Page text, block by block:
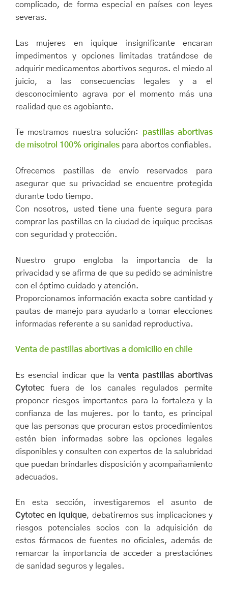
complicado, de forma especial en países con leyes
severas.
Las mujeres en iquique insignificante encaran
impedimentos y opciones limitadas tratándose de
adquirir medicamentos abortivos seguros. el miedo al
juicio, a las consecuencias legales y a el
desconocimiento agrava por el momento más una
realidad que es agobiante.
Te mostramos nuestra solución: pastillas abortivas
de misotrol 100% originales para abortos confiables.
Ofrecemos pastillas de envío reservados para
asegurar que su privacidad se encuentre protegida
durante todo tiempo.
Con nosotros, usted tiene una fuente segura para
comprar las pastillas en la ciudad de iquique precisas
con seguridad y protección.
Nuestro grupo engloba la importancia de la
privacidad y se afirma de que su pedido se administre
con el óptimo cuidado y atención.
Proporcionamos información exacta sobre cantidad y
pautas de manejo para ayudarlo a tomar elecciones
informadas referente a su sanidad reproductiva.
Venta de pastillas abortivas a domicilio en chile
Es esencial indicar que la venta pastillas abortivas
Cytotec fuera de los canales regulados permite
proponer riesgos importantes para la fortaleza y la
confianza de las mujeres. por lo tanto, es principal
que las personas que procuran estos procedimientos
estén bien informadas sobre las opciones legales
disponibles y consulten con expertos de la salubridad
que puedan brindarles disposición y acompañamiento
adecuados.
En esta sección, investigaremos el asunto de
Cytotec en iquique, debatiremos sus implicaciones y
riesgos potenciales socios con la adquisición de
estos fármacos de fuentes no oficiales, además de
remarcar la importancia de acceder a prestaciónes
de sanidad seguros y legales.